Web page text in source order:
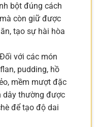
bột đúng cách
còn giữ được
tạo sự hài hòa
Đối với các món
pudding, hồ
mềm mượt đặc
dây thường được
để tạo độ dai